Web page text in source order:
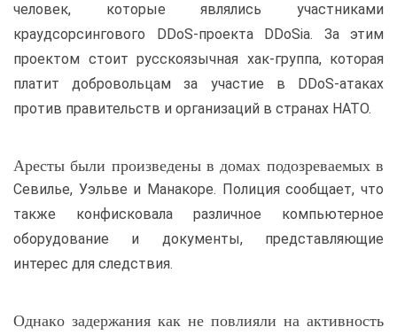
человек, которые являлись участниками
краудсорсингового DDoS-проекта DDoSia. За этим
проектом стоит русскоязычная хак-группа, которая
платит добровольцам за участие в DDoS-атаках
против правительств и организаций в странах НАТО.
Аресты были произведены в домах подозреваемых в
Севилье, Уэльве и Манакоре. Полиция сообщает, что
также конфисковала различное компьютерное
оборудование и документы, представляющие
интерес для следствия.
Однако задержания как не повлияли на активность